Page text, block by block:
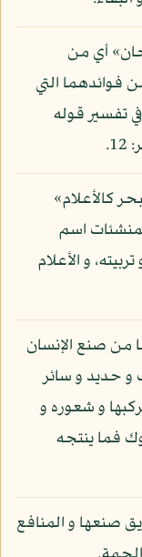
أي من
فوائدهما التي
تفسير قوله
كالأعلام»
اسم
و الأعلام
من صنع الإنسان
و حديد و سائر
و شعوره و
فما ينتجه
صنعها و المنافع